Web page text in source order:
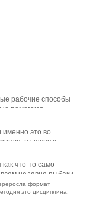
рабочие способы
помогают
это во
от швов и
что-то само
недавно рыбаки
формат
это дисциплина,